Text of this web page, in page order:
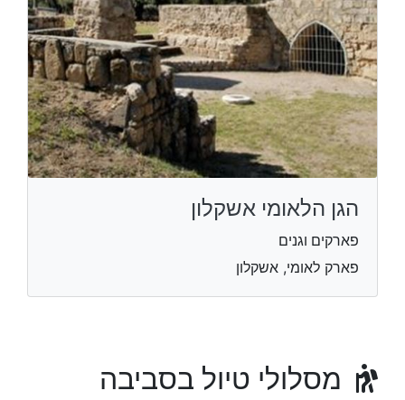
הגן הלאומי אשקלון
פארקים וגנים
פארק לאומי, אשקלון
מסלולי טיול בסביבה